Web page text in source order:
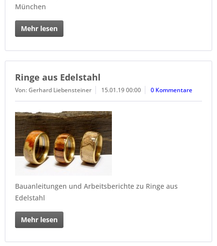
München
Mehr lesen
Ringe aus Edelstahl
Von: Gerhard Liebensteiner 15.01.19 00:00 0 Kommentare
Bauanleitungen und Arbeitsberichte zu Ringe aus
Edelstahl
Mehr lesen